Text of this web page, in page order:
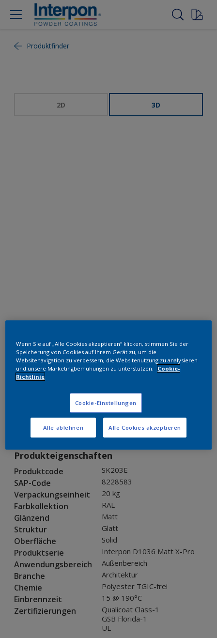
Produktfinder
2D 3D
RAL 6003 HR
SK203E
Muster bestellen
Bestellen Sie direkt im Webshop
Produkteigenschaften
Produktcode SK203E
SAP-Code 8228583
Verpackungseinheit 20 kg
Farbkollektion RAL
Glänzend Matt
Struktur Glatt
Oberfläche Solid
Produktserie Interpon D1036 Matt X-Pro
Anwendungsbereich Außenbereich
Branche Architektur
Chemie Polyester TGIC-frei
Einbrennzeit 15 @ 190°C
Zertifizierungen
Qualicoat Class-1
GSB Florida-1
UL
Wenn Sie auf „Alle Cookies akzeptieren“ klicken, stimmen Sie der
Speicherung von Cookies auf Ihrem Gerät zu, um die
Websitenavigation zu verbessern, die Websitenutzung zu analysieren
und unsere Marketingbemühungen zu unterstützen.
Cookie-
Richtlinie
Cookie-Einstellungen
Alle ablehnen Alle Cookies akzeptieren